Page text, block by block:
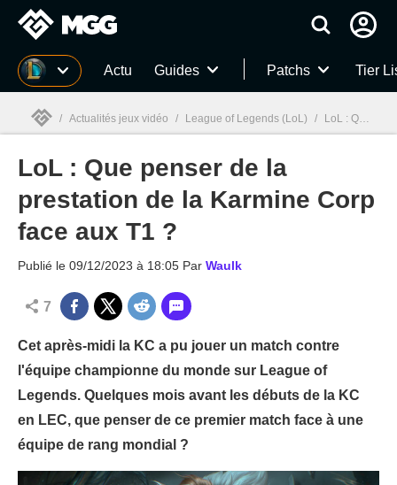
MGG Actu Guides Patchs Tier
MGG
/ Actualités jeux vidéo / League of Legends (LoL) / LoL : Que penser de la prestation de la Karmine Corp face aux T1 ?
LoL : Que penser de la
prestation de la Karmine Corp
face aux T1 ?
Publié le 09/12/2023 à 18:05 Par Waulk
7
Cet après-midi la KC a pu jouer un match contre
l'équipe championne du monde sur League of
Legends. Quelques mois avant les débuts de la KC
en LEC, que penser de ce premier match face à une
équipe de rang mondial ?